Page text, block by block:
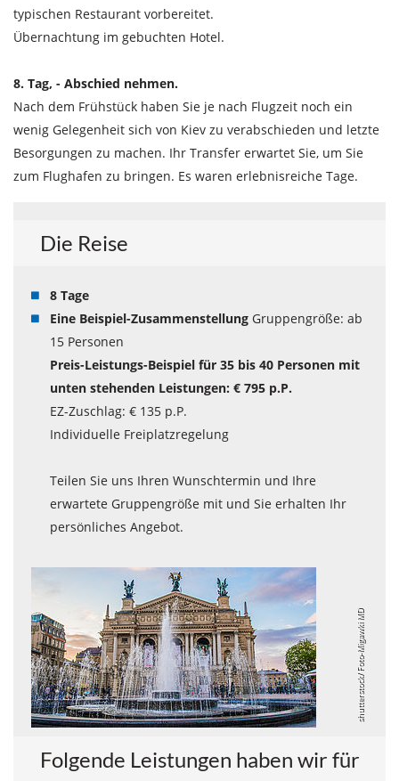
typischen Restaurant vorbereitet.
Übernachtung im gebuchten Hotel.
8. Tag, - Abschied nehmen.
Nach dem Frühstück haben Sie je nach Flugzeit noch ein
wenig Gelegenheit sich von Kiev zu verabschieden und letzte
Besorgungen zu machen. Ihr Transfer erwartet Sie, um Sie
zum Flughafen zu bringen. Es waren erlebnisreiche Tage.
Die Reise
8 Tage
Eine Beispiel-Zusammenstellung Gruppengröße: ab
15 Personen
Preis-Leistungs-Beispiel für 35 bis 40 Personen mit
unten stehenden Leistungen: € 795 p.P.
EZ-Zuschlag: € 135 p.P.
Individuelle Freiplatzregelung
Teilen Sie uns Ihren Wunschtermin und Ihre
erwartete Gruppengröße mit und Sie erhalten Ihr
persönliches Angebot.
shutterstock/ Foto-Migawki MD
Folgende Leistungen haben wir für